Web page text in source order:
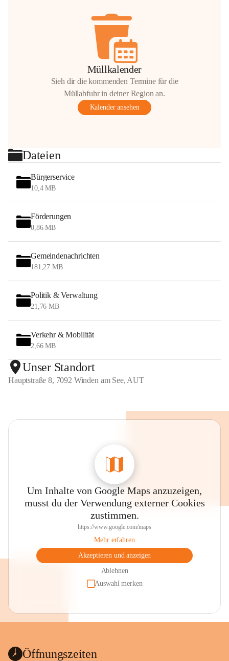
Müllkalender
Sieh dir die kommenden Termine für die
Müllabfuhr in deiner Region an.
Kalender ansehen
Dateien
Bürgerservice
10,4 MB
Förderungen
0,86 MB
Gemeindenachrichten
181,27 MB
Politik & Verwaltung
21,76 MB
Verkehr & Mobilität
2,66 MB
Unser Standort
Hauptstraße 8, 7092 Winden am See, AUT
Um Inhalte von Google Maps anzuzeigen,
musst du der Verwendung externer Cookies
zustimmen.
https://www.google.com/maps
Mehr erfahren
Akzeptieren und anzeigen
Ablehnen
Auswahl merken
Öffnungszeiten